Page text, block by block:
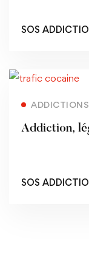
SOS
Addiction,
SOS